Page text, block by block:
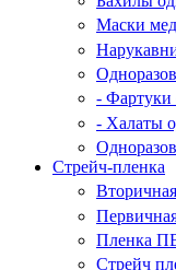
Маски
- Фартуки
- Халаты
Стрейч-пленка
Пленка
Стрейч